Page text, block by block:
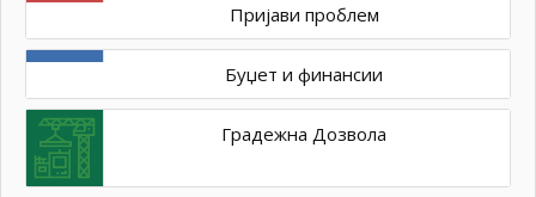
Пријави проблем
Буџет и финансии
Градежна Дозвола